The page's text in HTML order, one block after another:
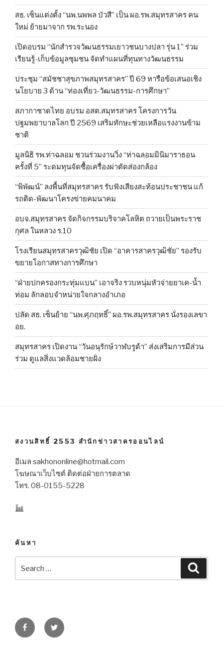
สธ. เซ็นแต่งตั้ง “นพ.นพพล บัวสี” เป็น ผอ.รพ.สมุทรสาคร คน
ใหม่ ย้ายมาจาก รพ.ระนอง
เปิดอบรม “นักสำรวจวัฒนธรรมเยาวชนบางปลา รุ่น 1” ร่วม
เรียนรู้-เก็บข้อมูลชุมชน จัดทำแผนที่ทุนทางวัฒนธรรม
ประชุม “สมัชชาสุขภาพสมุทรสาคร” ปี 69 หารือข้อเสนอเชิง
นโยบาย 3 ด้าน “ท่องเที่ยว-วัฒนธรรม-การศึกษา”
สภากาชาดไทย อบรม อสต.สมุทรสาคร โครงการวัน
ปฐมพยาบาลโลก ปี 2569 เสริมทักษะช่วยเหลือแรงงานข้าม
ชาติ
มูลนิธิ รพ.ท่าฉลอม ชวนร่วมงานวิ่ง “ท่าฉลอมมินิมาราธอน
ครั้งที่ 5” ระดมทุนจัดซื้อเครื่องผ่าตัดส่องกล้อง
“พิพัฒน์” ลงพื้นที่สมุทรสาคร รับฟังเสียงสะท้อนประชาชน แก้
รถติด-พัฒนาโครงข่ายคมนาคม
อบจ.สมุทรสาคร จัดกิจกรรมบริจาคโลหิต ถวายเป็นพระราช
กุศล ในหลวง ร.10
โรงเรียนสมุทรสาครวุฒิชัย เปิด “อาคารสาครวุฒิชัย” รองรับ
ขยายโอกาสทางการศึกษา
“ฝ่ายปกครองกระทุ่มแบน” เอาจริง รวบหนุ่มหัวจ่ายยาเค-น้ำ
ท่อม ลักลอบจำหน่ายใจกลางอำเภอ
ปลัด สธ. เซ็นย้าย “นพ.ศุภฤทธิ์” ผอ.รพ.สมุทรสาคร นั่งรองเลขา
อย.
สมุทรสาคร เปิดงาน “วันอนุรักษ์วาฬบรูด้า” ส่งเสริมการมีส่วน
ร่วม ดูแลสิ่งแวดล้อมชายฝั่ง
สงวนสิทธิ์ 2553 สำนักข่าวสาครออนไลน์
อีเมล sakhononline@hotmail.com
โฆษณาเว็บไซต์ ติดต่อฝ่ายการตลาด
โทร. 08-0155-5228
ค้นหา
FacebookTwitter